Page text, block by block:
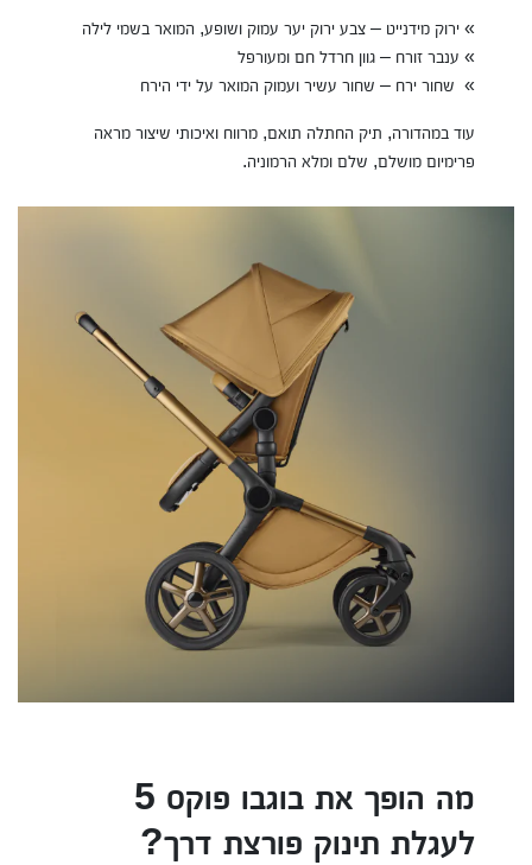
» ירוק מידנייט – צבע ירוק יער עמוק ושופע, המואר בשמי לילה
» ענבר זורח – גוון חרדל חם ומעורפל
» שחור ירח – שחור עשיר ועמוק המואר על ידי הירח
עוד במהדורה, תיק החתלה תואם, מרווח ואיכותי שיצור מראה
פרימיום מושלם, שלם ומלא הרמוניה.
מה הופך את בוגבו פוקס 5
לעגלת תינוק פורצת דרך?